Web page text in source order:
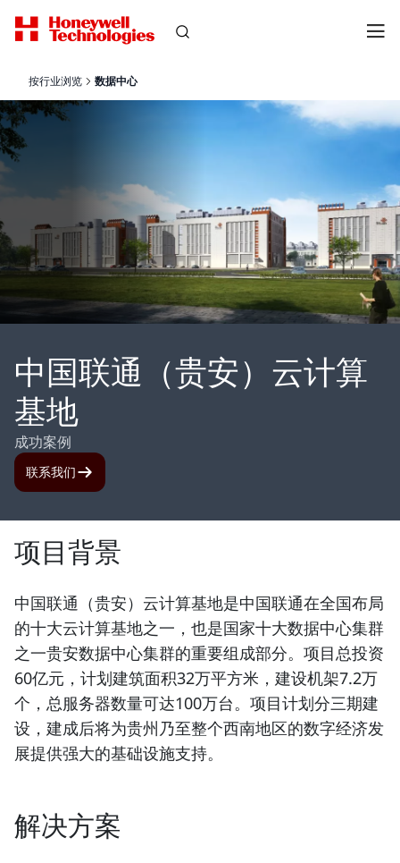
按行业浏览 数据中心
中国联通（贵安）云计算
基地
成功案例
联系我们
项目背景
中国联通（贵安）云计算基地是中国联通在全国布局
的十大云计算基地之一，也是国家十大数据中心集群
之一贵安数据中心集群的重要组成部分。项目总投资
60亿元，计划建筑面积32万平方米，建设机架7.2万
个，总服务器数量可达100万台。项目计划分三期建
设，建成后将为贵州乃至整个西南地区的数字经济发
展提供强大的基础设施支持。
解决方案